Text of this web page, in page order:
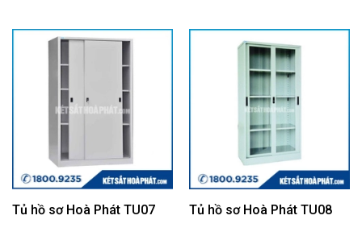
Tủ hồ sơ Hoà Phát TU07 Tủ hồ sơ Hoà Phát TU08